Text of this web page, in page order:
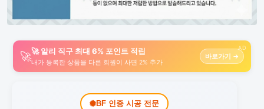
AD
🚀🚀 알리 직구 최대 6% 포인트 적립
내가 등록한 상품을 다른 회원이 사면 2% 추가
바로가기 →
BF 인증 시공 전문